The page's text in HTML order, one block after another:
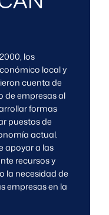
los
local y
cuenta de
de empresas al
formas
puestos de
actual.
apoyar a las
recursos y
la necesidad de
empresas en la